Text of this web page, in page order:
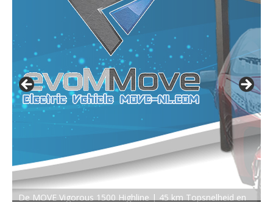
De MOVE Vigorous 1500 Highline | 45 km Topsnelheid en